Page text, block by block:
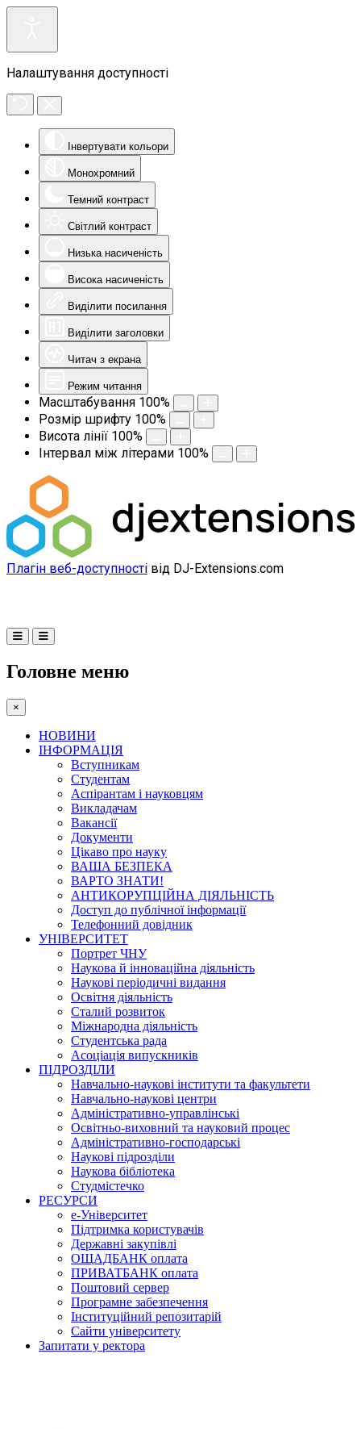
Налаштування доступності
Інвертувати кольори
Монохромний
Темний контраст
Світлий контраст
Низька насиченість
Висока насиченість
Виділити посилання
Виділити заголовки
Читач з екрана
Режим читання
Масштабування 100%
Розмір шрифту 100%
Висота лінії 100%
Інтервал між літерами 100%
Плагін веб-доступності від DJ-Extensions.com
Головне меню
×
НОВИНИ
ІНФОРМАЦІЯ
Вступникам
Студентам
Аспірантам і науковцям
Викладачам
Вакансії
Документи
Цікаво про науку
ВАША БЕЗПЕКА
ВАРТО ЗНАТИ!
АНТИКОРУПЦІЙНА ДІЯЛЬНІСТЬ
Доступ до публічної інформації
Телефонний довідник
УНІВЕРСИТЕТ
Портрет ЧНУ
Наукова й інноваційна діяльність
Наукові періодичні видання
Освітня діяльність
Сталий розвиток
Міжнародна діяльність
Студентська рада
Асоціація випускників
ПІДРОЗДІЛИ
Навчально-наукові інститути та факультети
Навчально-наукові центри
Адміністративно-управлінські
Освітньо-виховний та науковий процес
Адміністративно-господарські
Наукові підрозділи
Наукова бібліотека
Студмістечко
РЕСУРСИ
е-Університет
Підтримка користувачів
Державні закупівлі
ОЩАДБАНК оплата
ПРИВАТБАНК оплата
Поштовий сервер
Програмне забезпечення
Інституційний репозитарій
Сайти університету
Запитати у ректора